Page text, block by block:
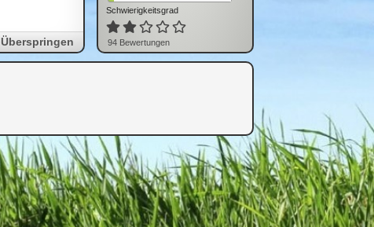
Überspringen
Schwierigkeitsgrad
94 Bewertungen